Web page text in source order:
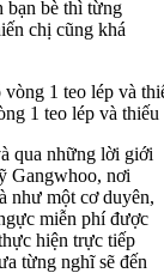
bạn bè thì từng
chị cũng khá
1 teo lép và thiếu
qua những lời giới
Gangwhoo, nơi
như một cơ duyên,
miễn phí được
hiện trực tiếp
từng nghĩ sẽ đến